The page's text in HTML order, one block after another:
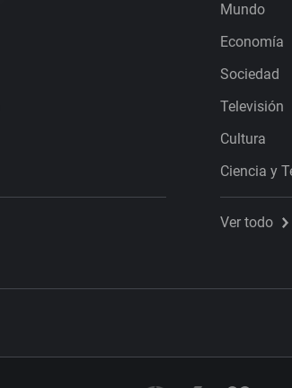
Mundo
Economía
Sociedad
Televisión
Cultura
Ciencia y
Ver todo